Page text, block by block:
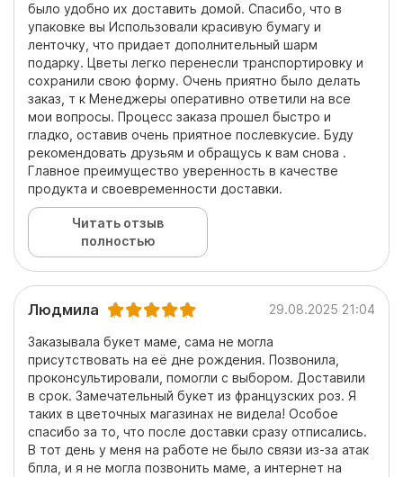
было удобно их доставить домой. Спасибо, что в
упаковке вы Использовали красивую бумагу и
ленточку, что придает дополнительный шарм
подарку. Цветы легко перенесли транспортировку и
сохранили свою форму. Очень приятно было делать
заказ, т к Менеджеры оперативно ответили на все
мои вопросы. Процесс заказа прошел быстро и
гладко, оставив очень приятное послевкусие. Буду
рекомендовать друзьям и обращусь к вам снова .
Главное преимущество уверенность в качестве
продукта и своевременности доставки.
Читать отзыв
полностью
Людмила 29.08.2025 21:04
Заказывала букет маме, сама не могла
присутствовать на её дне рождения. Позвонила,
проконсультировали, помогли с выбором. Доставили
в срок. Замечательный букет из французских роз. Я
таких в цветочных магазинах не видела! Особое
спасибо за то, что после доставки сразу отписались.
В тот день у меня на работе не было связи из-за атак
бпла, и я не могла позвонить маме, а интернет на